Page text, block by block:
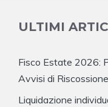
ULTIMI
Fisco Estate 2026:
Avvisi di
Liquidazione